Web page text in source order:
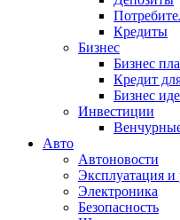
Кредиты
Бизнес
Бизнес
Кредит
Бизнес
Инвестиции
Авто
Автоновости
Эксплуатация и
Электроника
Безопасность